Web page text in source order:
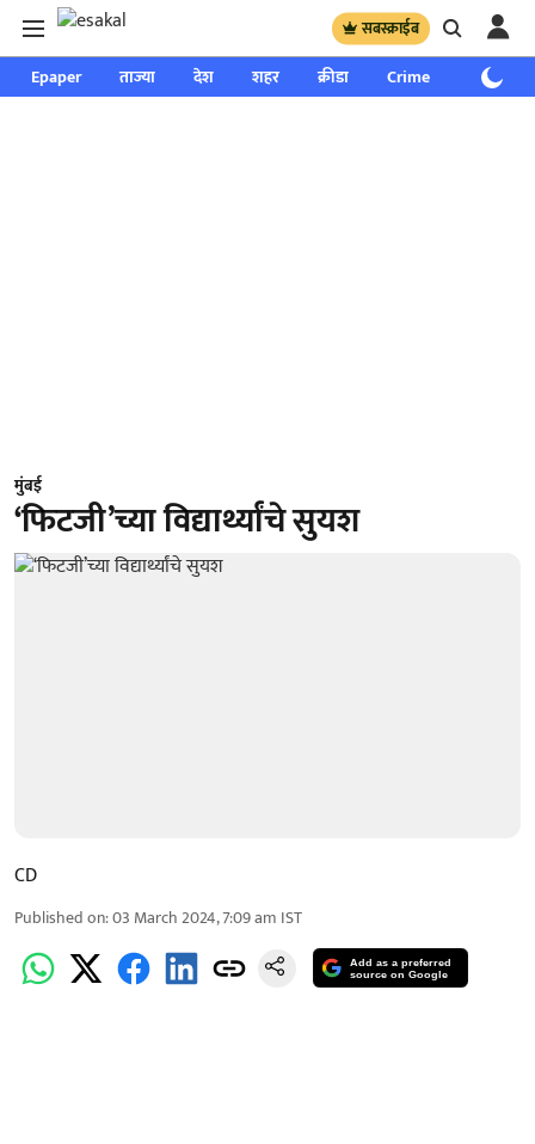
सबस्क्राईब
Epaper ताज्या देश शहर क्रीडा Crime साप्ताहिक
मुंबई
‘फिटजी’च्या विद्यार्थ्यांचे सुयश
CD
Published on:03 March 2024, 7:09 am IST
Add as a preferred
source on Google